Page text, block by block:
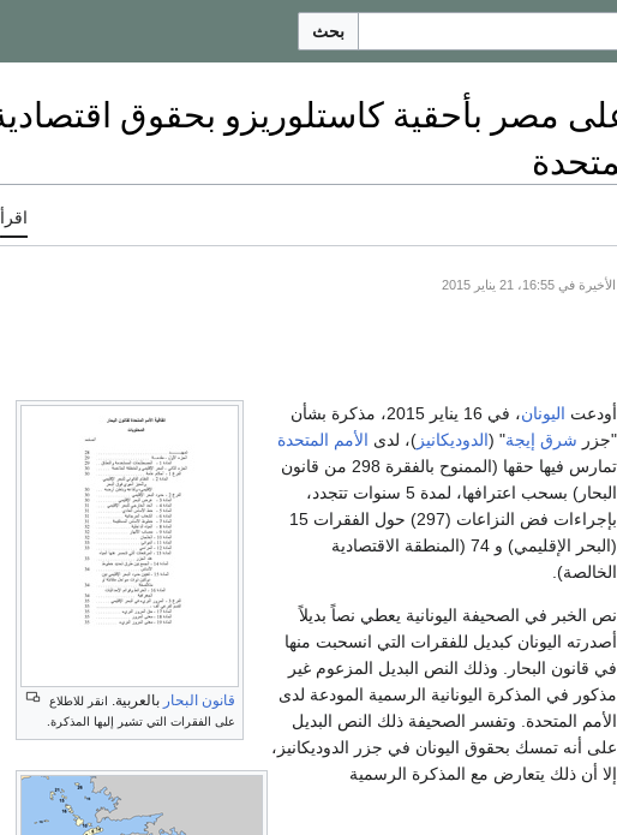
بحث
مصر بأحقية كاستلوريزو بحقوق
اقرأ
قانون البحار بالعربية. انقر للاطلاع
على الفقرات التي تشير إليها المذكرة.
أودعت اليونان
، في 16 يناير 2015، مذكرة بشأن
"جزر شرق إيجة" (الدوديكانيز )، لدى الأمم المتحدة
تمارس فيها حقها (الممنوح بالفقرة 298 من قانون
البحار) بسحب اعترافها، لمدة 5 سنوات تتجدد،
بإجراءات فض النزاعات (297) حول الفقرات 15
(البحر الإقليمي) و 74 (المنطقة الاقتصادية
الخالصة).
نص الخبر في الصحيفة اليونانية يعطي نصاً بديلاً
أصدرته اليونان كبديل للفقرات التي انسحبت منها
في قانون البحار. وذلك النص البديل المزعوم غير
مذكور في المذكرة اليونانية الرسمية المودعة لدى
الأمم المتحدة. وتفسر الصحيفة ذلك النص البديل
على أنه تمسك بحقوق اليونان في جزر الدوديكانيز،
إلا أن ذلك يتعارض مع المذكرة الرسمية